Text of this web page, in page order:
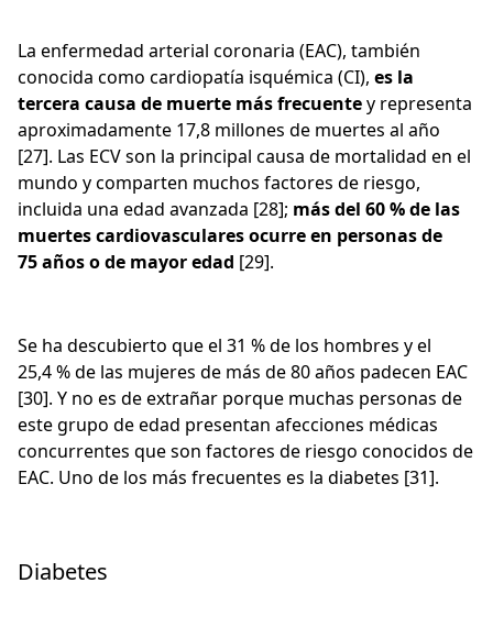
La enfermedad arterial coronaria (EAC), también
conocida como cardiopatía isquémica (CI), es la
tercera causa de muerte más frecuentey representa
aproximadamente 17,8 millones de muertes al año
[27]. Las ECV son la principal causa de mortalidad en el
mundo y comparten muchos factores de riesgo,
incluida una edad avanzada [28]; más del 60 % de las
muertes cardiovasculares ocurre en personas de
75 años o de mayor edad [29].
Se ha descubierto que el 31 % de los hombres y el
25,4 % de las mujeres de más de 80 años padecen EAC
[30]. Y no es de extrañar porque muchas personas de
este grupo de edad presentan afecciones médicas
concurrentes que son factores de riesgo conocidos de
EAC. Uno de los más frecuentes es la diabetes [31].
Diabetes